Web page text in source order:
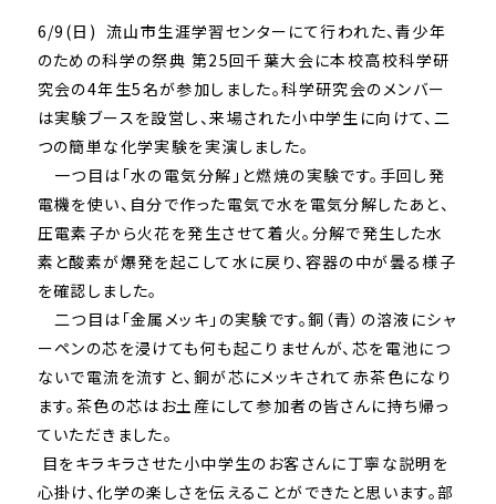
6/9(日 ) 流山市生涯学習センターにて行われた、青少年
のための科学の祭典 第25回千葉大会に本校高校科学研
究会の4年生5名が参加しました。科学研究会のメンバー
は実験ブースを設営し、来場された小中学生に向けて、二
つの簡単な化学実験を実演しました。
一つ目は「水の電気分解」と燃焼の実験です。手回し発
電機を使い、自分で作った電気で水を電気分解したあと、
圧電素子から火花を発生させて着火。分解で発生した水
素と酸素が爆発を起こして水に戻り、容器の中が曇る様子
を確認しました。
二つ目は「金属メッキ」の実験です。銅（青）の溶液にシャ
ーペンの芯を浸けても何も起こりませんが、芯を電池につ
ないで電流を流すと、銅が芯にメッキされて赤茶色になり
ます。茶色の芯はお土産にして参加者の皆さんに持ち帰っ
ていただきました。
目をキラキラさせた小中学生のお客さんに丁寧な説明を
心掛け、化学の楽しさを伝えることができたと思います。部